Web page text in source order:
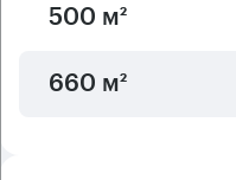
500 м²
660 м²